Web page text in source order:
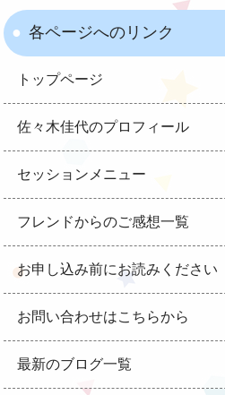
各ページへのリンク
トップページ
佐々木佳代のプロフィール
セッションメニュー
フレンドからのご感想一覧
お申し込み前にお読みください
お問い合わせはこちらから
最新のブログ一覧